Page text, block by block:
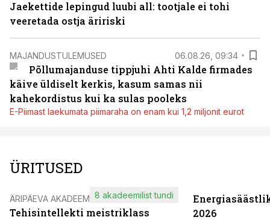
Jaekettide lepingud luubi all: tootjale ei tohi
veeretada ostja äririski
MAJANDUSTULEMUSED 06.08.26, 09:34
Põllumajanduse tippjuhi Ahti Kalde firmades
käive üldiselt kerkis, kasum samas nii
kahekordistus kui ka sulas pooleks
E-Piimast laekumata piimaraha on enam kui 1,2 miljonit eurot
ÜRITUSED
ÄRIPÄEVA AKADEEMIA
Tehisintellekti meistriklass
8 akadeemilist tundi
2026